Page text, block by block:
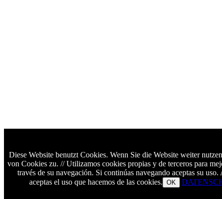
Diese Website benutzt Cookies. Wenn Sie die Website weiter
von Cookies zu. // Utilizamos cookies propias y de terceros para
través de su navegación. Si continúas navegando aceptas su
aceptas el uso que hacemos de las cookies. OK